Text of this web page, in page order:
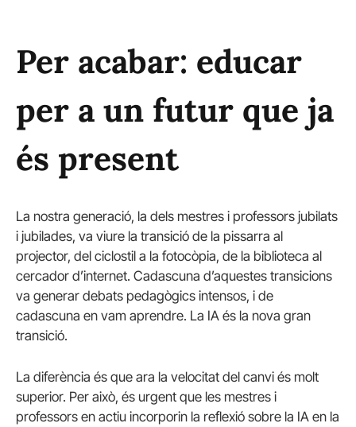
Per acabar: educar
per a un futur que ja
és present
La nostra generació, la dels mestres i professors jubilats
i jubilades, va viure la transició de la pissarra al
projector, del ciclostil a la fotocòpia, de la biblioteca al
cercador d’internet. Cadascuna d’aquestes transicions
va generar debats pedagògics intensos, i de
cadascuna en vam aprendre. La IA és la nova gran
transició.
La diferència és que ara la velocitat del canvi és molt
superior. Per això, és urgent que les mestres i
professors en actiu incorporin la reflexió sobre la IA en la